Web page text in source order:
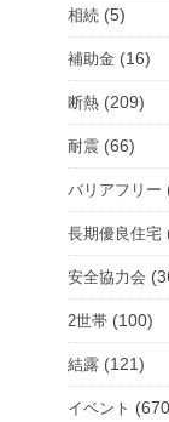
相続 (5)
補助金 (16)
断熱 (209)
耐震 (66)
バリアフリー
長期優良住宅
安全協力会
2世帯 (100)
結露 (121)
イベント